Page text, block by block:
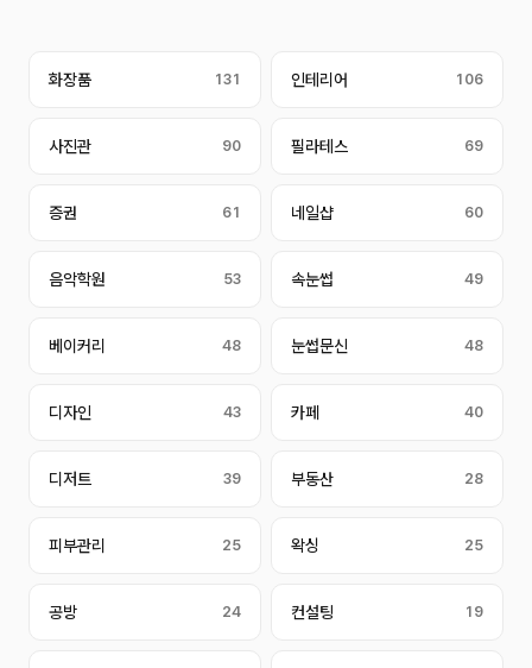
화장품 131 인테리어 106
사진관 90 필라테스 69
증권 61 네일샵 60
음악학원 53 속눈썹 49
베이커리 48 눈썹문신 48
디자인 43 카페 40
디저트 39 부동산 28
피부관리 25 왁싱 25
공방 24 컨설팅 19